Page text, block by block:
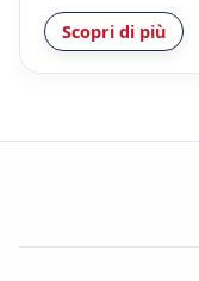
Scopri di più